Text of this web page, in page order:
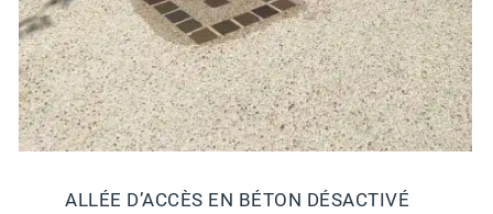
ALLÉE D’ACCÈS EN BÉTON DÉSACTIVÉ